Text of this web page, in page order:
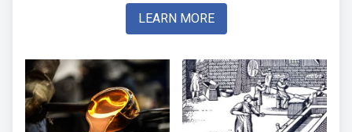
LEARN MORE